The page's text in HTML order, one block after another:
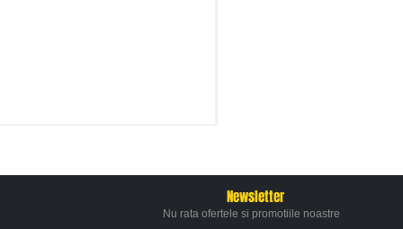
Newsletter
Nu rata ofertele si promotiile noastre